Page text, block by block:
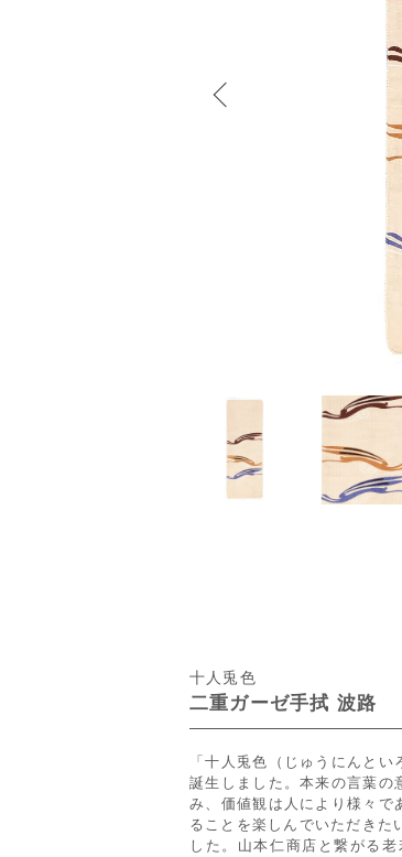
十人兎色
二重ガーゼ手拭 波路
「十人兎色（じゅうにんと
誕生しました。本来の言葉の
み、価値観は人により様々で
ることを楽しんでいただきた
した。山本仁商店と繋がる